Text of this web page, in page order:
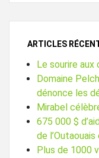
ARTICLES
Le sourire
Domaine
dénonce les
Mirabel
675 000 $
de
Plus de 1000